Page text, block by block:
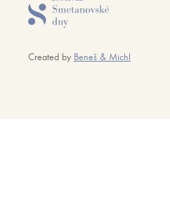
Created by Beneš & Michl